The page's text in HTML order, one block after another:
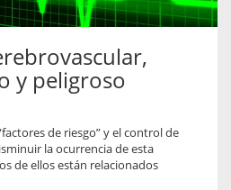
y peligroso
de riesgo” y el control de
la ocurrencia de esta
de ellos están relacionados